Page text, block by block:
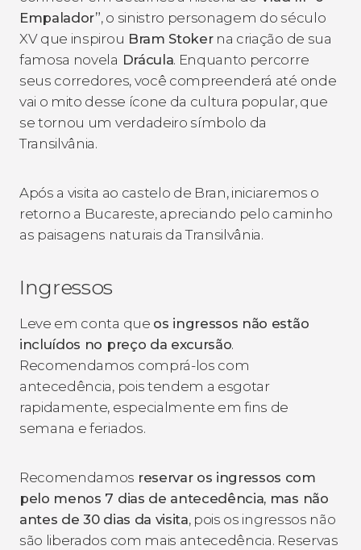
Empalador”, o sinistro personagem do século
XV que inspirou Bram Stokerna criação de sua
famosa novela Drácula. Enquanto percorre
seus corredores, você compreenderá até onde
vai o mito desse ícone da cultura popular, que
se tornou um verdadeiro símbolo da
Transilvânia.
Após a visita ao castelo de Bran, iniciaremos o
retorno a Bucareste, apreciando pelo caminho
as paisagens naturais da Transilvânia.
Ingressos
Leve em conta que os ingressos não estão
incluídos no preço da excursão.
Recomendamos comprá-los com
antecedência, pois tendem a esgotar
rapidamente, especialmente em fins de
semana e feriados.
Recomendamos reservar os ingressos com
pelo menos 7 dias de antecedência, mas não
antes de 30 dias da visita, pois os ingressos não
são liberados com mais antecedência. Reservas